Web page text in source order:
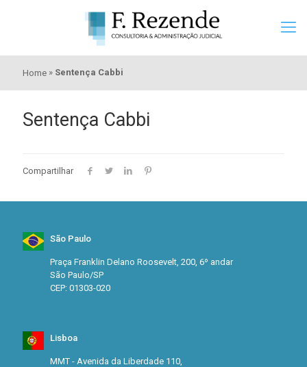
Home » Sentença Cabbi
Sentença Cabbi
Compartilhar
São Paulo
Praça Franklin Delano Roosevelt, 200, 6º andar
São Paulo/SP
CEP: 01303-020
Lisboa
MMT - Avenida da Liberdade 110,